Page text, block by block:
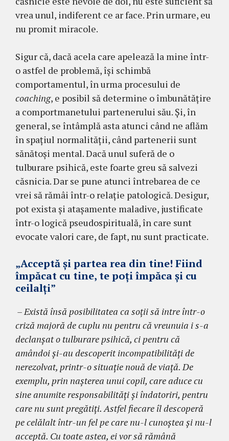
vrea unul, indiferent ce ar face. Prin urmare, eu
nu promit miracole.
Sigur că, dacă acela care apelează la mine într-
o astfel de problemă, îşi schimbă
comportamentul, în urma procesului de
coaching, e posibil să determine o îmbunătăţire
a comportmanetului partenerului său. Şi, în
general, se întâmplă asta atunci când ne aflăm
în spaţiul normalităţii, când partenerii sunt
sănătoşi mental. Dacă unul suferă de o
tulburare psihică, este foarte greu să salvezi
căsnicia. Dar se pune atunci întrebarea de ce
vrei să rămâi într-o relație patologică. Desigur,
pot exista și atașamente maladive, justificate
într-o logică pseudospirituală, în care sunt
evocate valori care, de fapt, nu sunt practicate.
„Acceptă şi partea rea din tine! Fiind
împăcat cu tine, te poţi împăca şi cu
ceilalţi”
– Există însă posibilitatea ca soţii să intre într-o
criză majoră de cuplu nu pentru că vreunuia i s-a
declanşat o tulburare psihică, ci pentru că
amândoi şi-au descoperit incompatibilități de
nerezolvat, printr-o situație nouă de viață. De
exemplu, prin naşterea unui copil, care aduce cu
sine anumite responsabilităţi şi îndatoriri, pentru
care nu sunt pregătiţi. Astfel fiecare îl descoperă
pe celălalt într-un fel pe care nu-l cunoştea şi nu-l
acceptă. Cu toate astea, ei vor să rămână